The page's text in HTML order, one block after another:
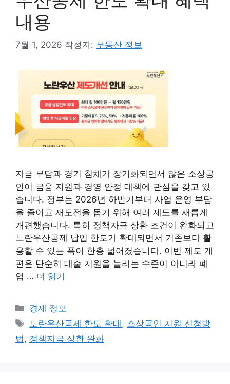
내용
7월 1, 2026 작성자: 부동산 정보
자금 부담과 경기 침체가 장기화되면서 많은 소상공
인이 금융 지원과 경영 안정 대책에 관심을 갖고 있
습니다. 정부는 2026년 하반기부터 사업 운영 부담
을 줄이고 재도전을 돕기 위해 여러 제도를 새롭게
개편했습니다. 특히 정책자금 상환 조건이 완화되고
노란우산공제 납입 한도가 확대되면서 기존보다 활
용할 수 있는 폭이 한층 넓어졌습니다. 이번 제도 개
편은 단순히 대출 지원을 늘리는 수준이 아니라 폐
업 … 더 읽기
카
테
리
경제 정보
태
그
노란우산공제 한도 확대 , 소상공인 지원 신청방
법 , 정책자금 상환 완화